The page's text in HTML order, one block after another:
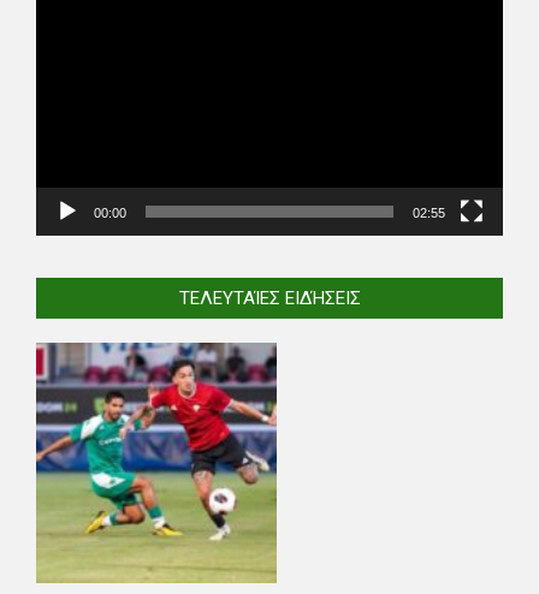
00:00 02:55
ΤΕΛΕΥΤΑΊΕΣ ΕΙΔΉΣΕΙΣ